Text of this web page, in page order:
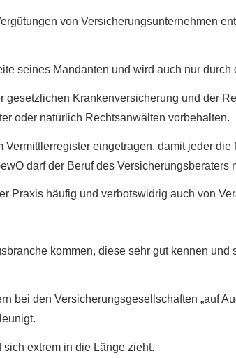
von Ver­si­che­rungs­un­ter­neh­men
seines Mandanten und wird auch nur durch
Kranken­ver­si­che­rung und der
oder natürlich Rechtsanwälten vorbehalten.
eingetragen, damit jeder
darf der Beruf des Versicherungsberaters
Praxis häufig und verbotswidrig auch von
kommen, diese sehr gut kennen
bei den Versicherungsgesellschaften „auf
extrem in die Länge zieht.